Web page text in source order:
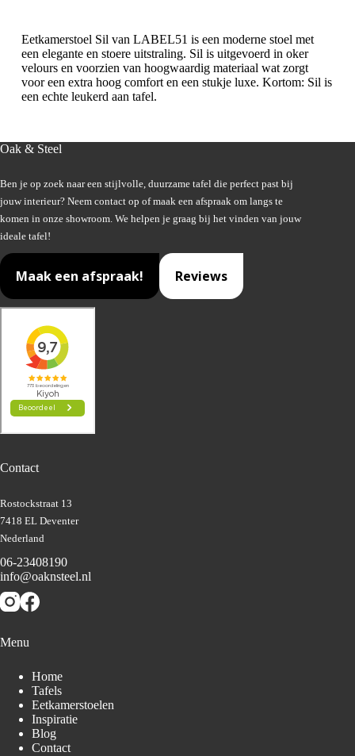
Eetkamerstoel Sil van LABEL51 is een moderne stoel met
een elegante en stoere uitstraling. Sil is uitgevoerd in oker
velours en voorzien van hoogwaardig materiaal wat zorgt
voor een extra hoog comfort en een stukje luxe. Kortom: Sil is
een echte leukerd aan tafel.
Oak & Steel
Ben je op zoek naar een stijlvolle, duurzame tafel die perfect past bij
jouw interieur? Neem contact op of maak een afspraak om langs te
komen in onze showroom. We helpen je graag bij het vinden van jouw
ideale tafel!
Maak een afspraak! Reviews
Contact
Rostockstraat 13
7418 EL Deventer
Nederland
06-23408190
info@oaknsteel.nl
Menu
Home
Tafels
Eetkamerstoelen
Inspiratie
Blog
Contact